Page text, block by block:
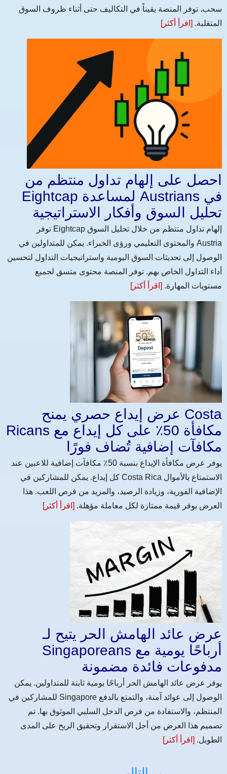
سحب. توفر المنصة يقيناً في التكاليف حتى أثناء ظروف السوق
المتقلبة. [اقرأ أكثر]
احصل على إلهام تداول منتظم من
Eightcap لمساعدة Austrians في
تحليل السوق وأفكار الاستراتيجية
توفر Eightcap إلهام تداول منتظم من خلال تحليل السوق
والمحتوى التعليمي ورؤى الخبراء. يمكن للمتداولين في Austria
الوصول إلى تحديثات السوق اليومية واستراتيجيات التداول لتحسين
أداء التداول الخاص بهم. توفر المنصة محتوى متسق لجميع
مستويات المهارة. [اقرأ أكثر]
عرض إيداع حصري يمنح Costa
Ricans مكافأة 50٪ على كل إيداع مع
مكافآت إضافية تُضاف فورًا
يوفر عرض مكافأة الإيداع بنسبة 50٪ مكافآت إضافية للاعبين عند
كل إيداع. يمكن للمشاركين في Costa Rica الاستمتاع بالأموال
الإضافية الفورية، وزيادة الرصيد، والمزيد من فرص اللعب. هذا
العرض يوفر قيمة ممتازة لكل معاملة مؤهلة. [اقرأ أكثر]
عرض عائد الهامش الحر يتيح لـ
Singaporeans أرباحًا يومية مع
مدفوعات فائدة مضمونة
يوفر عرض عائد الهامش الحر أرباحًا يومية ثابتة للمتداولين. يمكن
للمشاركين في Singapore الوصول إلى عوائد آمنة، والتمتع بالدفع
المنتظم، والاستفادة من فرص الدخل السلبي الموثوق بها. تم
تصميم هذا العرض من أجل الاستقرار وتحقيق الربح على المدى
الطويل. [اقرأ أكثر]